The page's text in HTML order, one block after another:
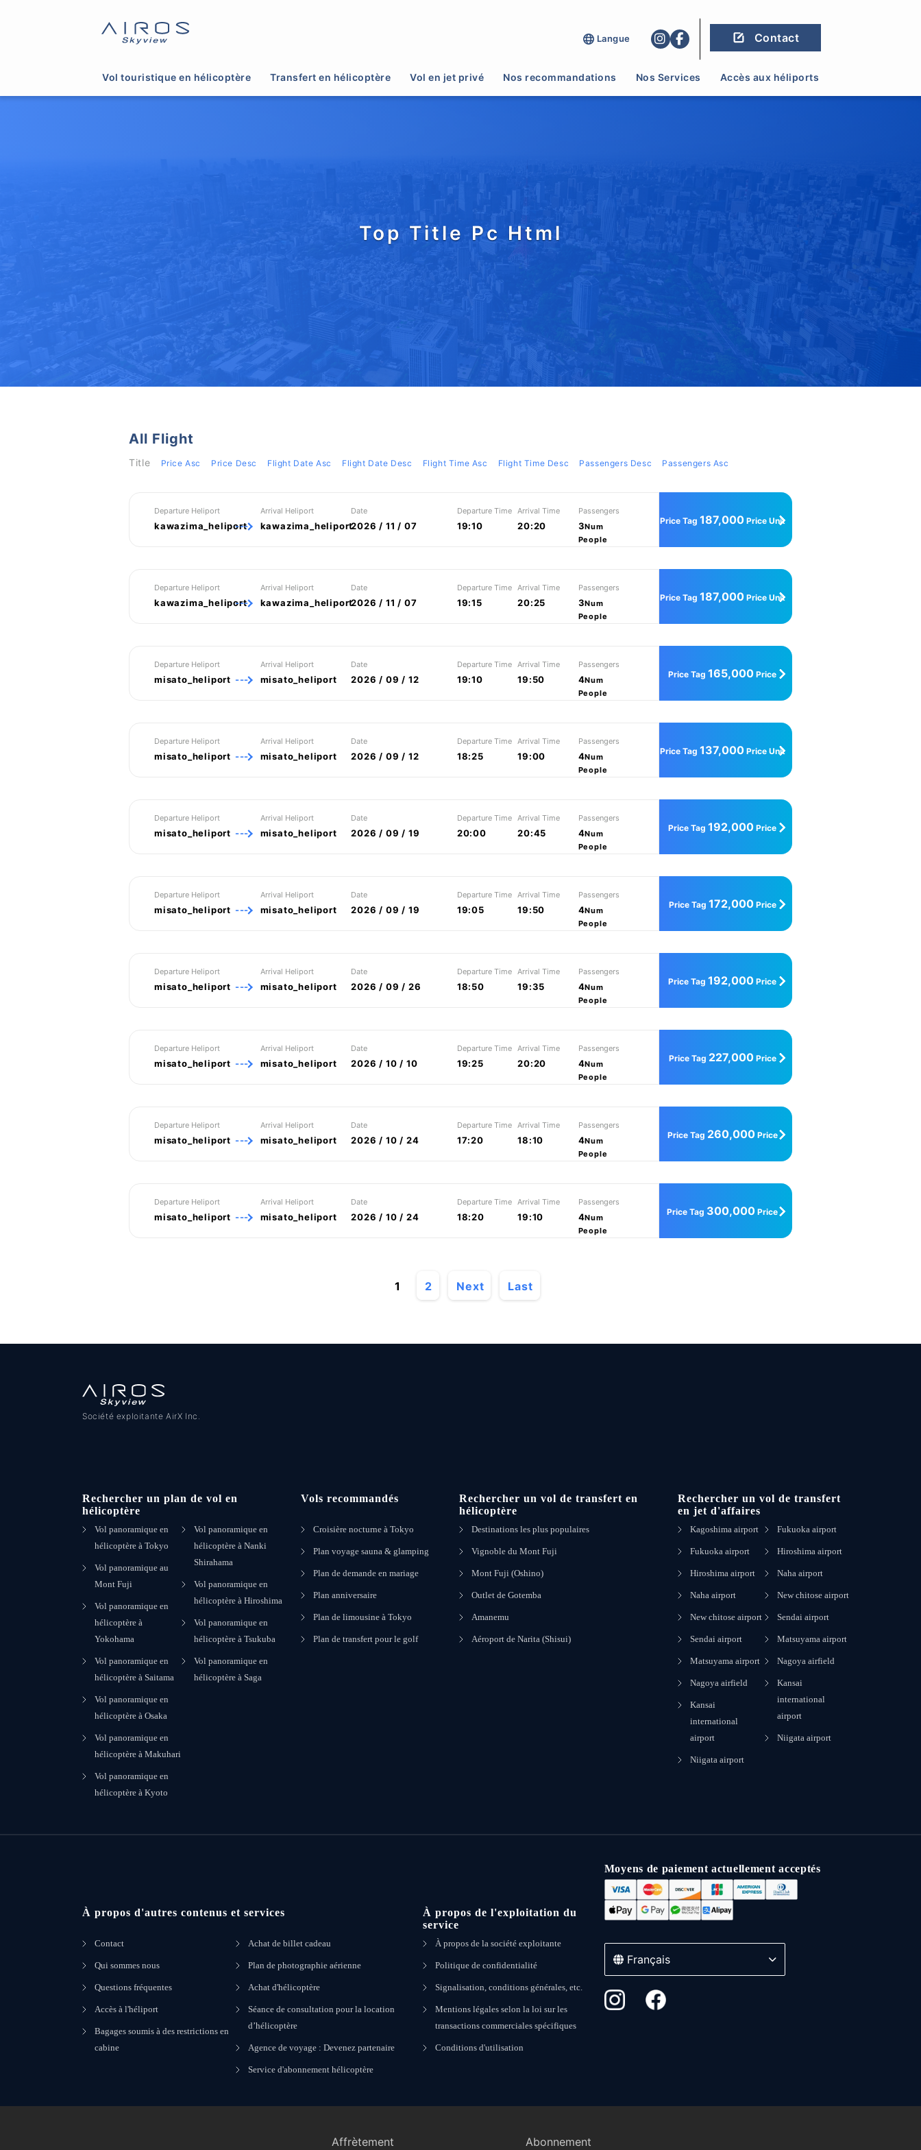
Langue Contact
Vol touristique en hélicoptère Transfert en hélicoptère Vol en jet privé Nos recommandations Nos Services Accès aux héliports
Top Title Pc Html
All Flight
Title Price Asc Price Desc Flight Date Asc Flight Date Desc Flight Time Asc Flight Time Desc Passengers Desc Passengers Asc
Departure Heliport
kawazima_heliport
---
Arrival Heliport
kawazima_heliport
Date
2026 / 11 / 07
Departure Time
19:10
Arrival Time
20:20
Passengers
3Num
People
Price Tag 187,000 Price Unit
Departure Heliport
kawazima_heliport
---
Arrival Heliport
kawazima_heliport
Date
2026 / 11 / 07
Departure Time
19:15
Arrival Time
20:25
Passengers
3Num
People
Price Tag 187,000 Price Unit
Departure Heliport
misato_heliport ---
Arrival Heliport
misato_heliport
Date
2026 / 09 / 12
Departure Time
19:10
Arrival Time
19:50
Passengers
4Num
People
Price Tag 165,000 Price
Departure Heliport
misato_heliport ---
Arrival Heliport
misato_heliport
Date
2026 / 09 / 12
Departure Time
18:25
Arrival Time
19:00
Passengers
4Num
People
Price Tag 137,000 Price Unit
Departure Heliport
misato_heliport ---
Arrival Heliport
misato_heliport
Date
2026 / 09 / 19
Departure Time
20:00
Arrival Time
20:45
Passengers
4Num
People
Price Tag 192,000 Price
Departure Heliport
misato_heliport ---
Arrival Heliport
misato_heliport
Date
2026 / 09 / 19
Departure Time
19:05
Arrival Time
19:50
Passengers
4Num
People
Price Tag 172,000 Price
Departure Heliport
misato_heliport ---
Arrival Heliport
misato_heliport
Date
2026 / 09 / 26
Departure Time
18:50
Arrival Time
19:35
Passengers
4Num
People
Price Tag 192,000 Price
Departure Heliport
misato_heliport ---
Arrival Heliport
misato_heliport
Date
2026 / 10 / 10
Departure Time
19:25
Arrival Time
20:20
Passengers
4Num
People
Price Tag 227,000 Price
Departure Heliport
misato_heliport ---
Arrival Heliport
misato_heliport
Date
2026 / 10 / 24
Departure Time
17:20
Arrival Time
18:10
Passengers
4Num
People
Price Tag 260,000 Price
Departure Heliport
misato_heliport ---
Arrival Heliport
misato_heliport
Date
2026 / 10 / 24
Departure Time
18:20
Arrival Time
19:10
Passengers
4Num
People
Price Tag 300,000 Price
1 2 Next Last
Société exploitante AirX Inc.
Rechercher un plan de vol en
hélicoptère
Vol panoramique en
hélicoptère à Tokyo
Vol panoramique au
Mont Fuji
Vol panoramique en
hélicoptère à
Yokohama
Vol panoramique en
hélicoptère à Saitama
Vol panoramique en
hélicoptère à Osaka
Vol panoramique en
hélicoptère à Makuhari
Vol panoramique en
hélicoptère à Kyoto
Vol panoramique en
hélicoptère à Nanki
Shirahama
Vol panoramique en
hélicoptère à Hiroshima
Vol panoramique en
hélicoptère à Tsukuba
Vol panoramique en
hélicoptère à Saga
Vols recommandés
Croisière nocturne à Tokyo
Plan voyage sauna & glamping
Plan de demande en mariage
Plan anniversaire
Plan de limousine à Tokyo
Plan de transfert pour le golf
Rechercher un vol de transfert en
hélicoptère
Destinations les plus populaires
Vignoble du Mont Fuji
Mont Fuji (Oshino)
Outlet de Gotemba
Amanemu
Aéroport de Narita (Shisui)
Rechercher un vol de transfert
en jet d'affaires
Kagoshima airport
Fukuoka airport
Hiroshima airport
Naha airport
New chitose airport
Sendai airport
Matsuyama airport
Nagoya airfield
Kansai
international
airport
Niigata airport
Fukuoka airport
Hiroshima airport
Naha airport
New chitose airport
Sendai airport
Matsuyama airport
Nagoya airfield
Kansai
international
airport
Niigata airport
À propos d'autres contenus et services
Contact
Qui sommes nous
Questions fréquentes
Accès à l'héliport
Bagages soumis à des restrictions en
cabine
Achat de billet cadeau
Plan de photographie aérienne
Achat d'hélicoptère
Séance de consultation pour la location
d’hélicoptère
Agence de voyage : Devenez partenaire
Service d'abonnement hélicoptère
À propos de l'exploitation du
service
À propos de la société exploitante
Politique de confidentialité
Signalisation, conditions générales, etc.
Mentions légales selon la loi sur les
transactions commerciales spécifiques
Conditions d'utilisation
Moyens de paiement actuellement acceptés
Français
Affrètement Abonnement